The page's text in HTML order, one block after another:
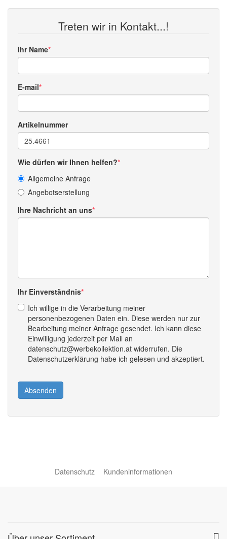
Treten wir in Kontakt...!
Ihr Name
E-mail
Artikelnummer
Wie dürfen wir Ihnen helfen?
Allgemeine Anfrage
Angebotserstellung
Ihre Nachricht an uns
Ihr Einverständnis
Ich willige in die Verarbeitung meiner
personenbezogenen Daten ein. Diese werden nur zur
Bearbeitung meiner Anfrage gesendet. Ich kann diese
Einwilligung jederzeit per Mail an
datenschutz@werbekollektion.at widerrufen. Die
Datenschutzerklärung habe ich gelesen und akzeptiert.
Absenden
Datenschutz Kundeninformationen